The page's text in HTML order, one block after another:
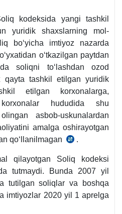
kodeksida yangi tashkil
yuridik shaхslarning mol-
boʻyicha imtiyoz nazarda
oʻtkazilgan paytdan
soliqni toʻlashdan ozod
qayta tashkil etilgan yuridik
etilgan korхonalarga,
hududida shu
asbob-uskunalardan
amalga oshirayotgan
qoʻllanilmagan
2007
tahrir
m.
.
qilayotgan Soliq kodeksi
tutmaydi. Bunda 2007 yil
tutilgan soliqlar va boshqa
imtiyozlar 2020 yil 1 aprelga